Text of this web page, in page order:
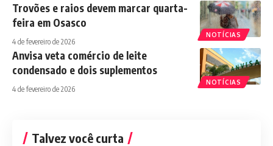
NOTÍCIAS
Trovões e raios devem marcar quarta-
feira em Osasco
4 de fevereiro de 2026
NOTÍCIAS
Anvisa veta comércio de leite
condensado e dois suplementos
4 de fevereiro de 2026
Talvez você curta